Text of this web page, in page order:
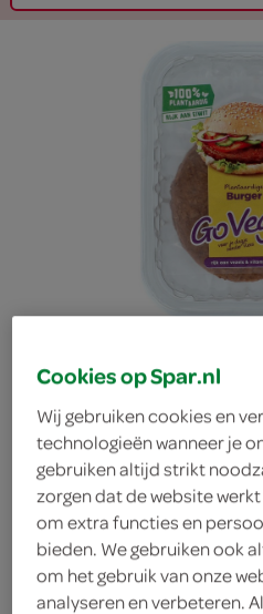
GoVega
burger
GoVega
Cookies op Spar.nl
Wij gebruiken cookies en
technologieën wanneer je
gebruiken altijd strikt
zorgen dat de website
om extra functies en
bieden. We gebruiken ook
om het gebruik van onze
analyseren en verbeteren.